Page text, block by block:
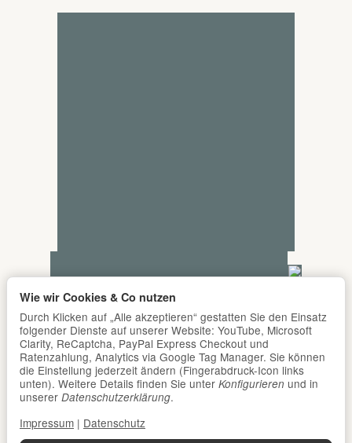
Wie wir Cookies & Co nutzen
Durch Klicken auf „Alle akzeptieren“ gestatten Sie den Einsatz
folgender Dienste auf unserer Website: YouTube, Microsoft
Clarity, ReCaptcha, PayPal Express Checkout und
Ratenzahlung, Analytics via Google Tag Manager. Sie können
die Einstellung jederzeit ändern (Fingerabdruck-Icon links
unten). Weitere Details finden Sie unter Konfigurieren und in
unserer Datenschutzerklärung.
Impressum | Datenschutz